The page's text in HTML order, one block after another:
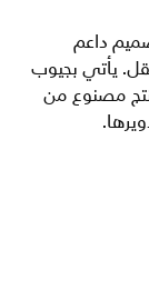
داعم
يأتي بجيوب
مصنوع من